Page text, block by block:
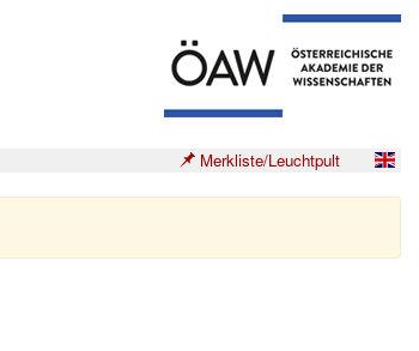
Merkliste/Leuchtpult